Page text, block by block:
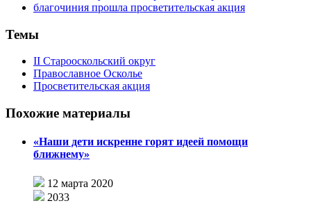
Темы
II Старооскольский округ
Православное Осколье
Просветительская акция
Похожие материалы
«Наши дети искренне горят идеей помощи
ближнему»
12 марта 2020
2033